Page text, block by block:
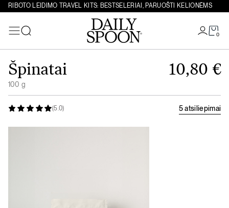
RIBOTO LEIDIMO TRAVEL KITS: BESTSELERIAI, PARUOŠTI KELIONĖMS
0
Paieška
(5.0) 5 atsiliepimai
Špinatai
100 g
10,80 €